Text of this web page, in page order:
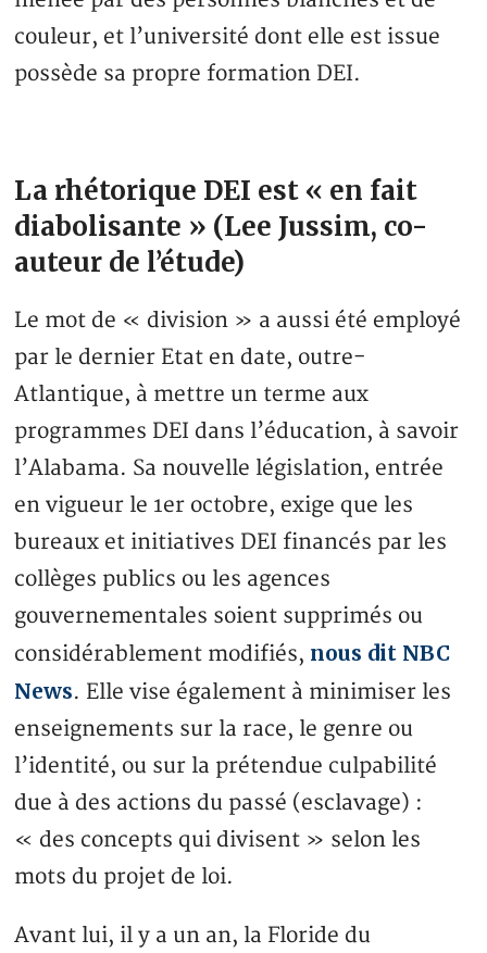
couleur, et l’université dont elle est issue
possède sa propre formation DEI.
La rhétorique DEI est « en fait
diabolisante » (Lee Jussim, co-
auteur de l’étude)
Le mot de « division » a aussi été employé
par le dernier Etat en date, outre-
Atlantique, à mettre un terme aux
programmes DEI dans l’éducation, à savoir
l’Alabama. Sa nouvelle législation, entrée
en vigueur le 1er octobre, exige que les
bureaux et initiatives DEI financés par les
collèges publics ou les agences
gouvernementales soient supprimés ou
considérablement modifiés, nous dit NBC
News. Elle vise également à minimiser les
enseignements sur la race, le genre ou
l’identité, ou sur la prétendue culpabilité
due à des actions du passé (esclavage) :
« des concepts qui divisent » selon les
mots du projet de loi.
Avant lui, il y a un an, la Floride du